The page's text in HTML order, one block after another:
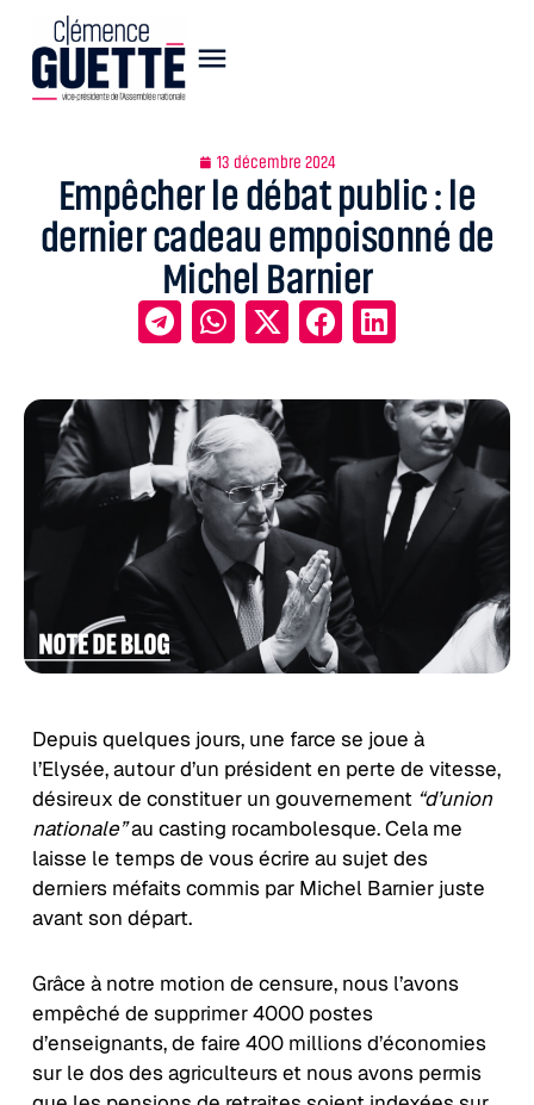
13 décembre 2024
Empêcher le débat public : le
dernier cadeau empoisonné de
Michel Barnier
Depuis quelques jours, une farce se joue à
l’Elysée, autour d’un président en perte de vitesse,
désireux de constituer un gouvernement “d’union
nationale”au casting rocambolesque. Cela me
laisse le temps de vous écrire au sujet des
derniers méfaits commis par Michel Barnier juste
avant son départ.
Grâce à notre motion de censure, nous l’avons
empêché de supprimer 4000 postes
d’enseignants, de faire 400 millions d’économies
sur le dos des agriculteurs et nous avons permis